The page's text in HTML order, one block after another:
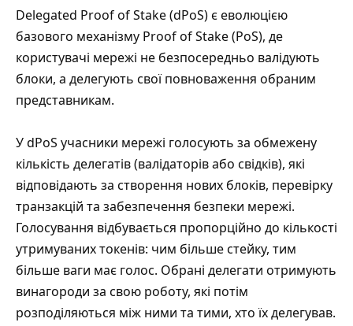
Delegated Proof of Stake (dPoS) є еволюцією
базового механізму Proof of Stake (PoS), де
користувачі мережі не безпосередньо валідують
блоки, а делегують свої повноваження обраним
представникам.
У dPoS учасники мережі голосують за обмежену
кількість делегатів (валідаторів або свідків), які
відповідають за створення нових блоків, перевірку
транзакцій та забезпечення безпеки мережі.
Голосування відбувається пропорційно до кількості
утримуваних токенів: чим більше стейку, тим
більше ваги має голос. Обрані делегати отримують
винагороди за свою роботу, які потім
розподіляються між ними та тими, хто їх делегував.